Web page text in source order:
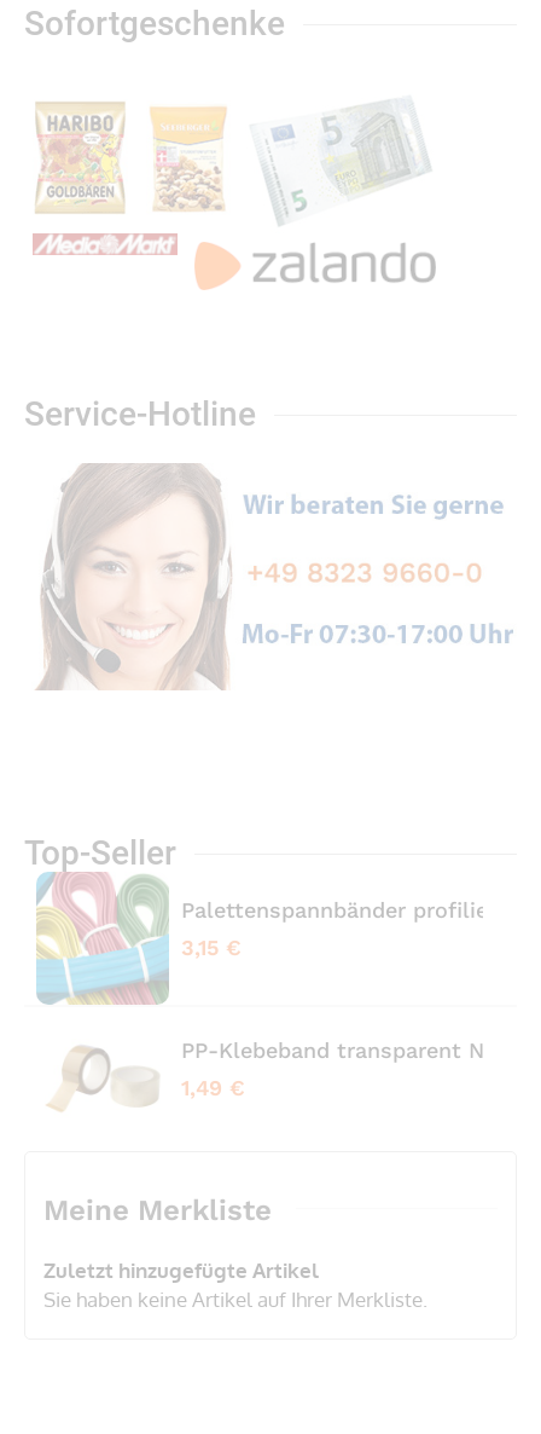
Sofortgeschenke
Service-Hotline
Top-Seller
Palettenspannbänder profiliert
3,15 €
PP-Klebeband transparent No
1,49 €
Meine Merkliste
Zuletzt hinzugefügte Artikel
Sie haben keine Artikel auf Ihrer Merkliste.